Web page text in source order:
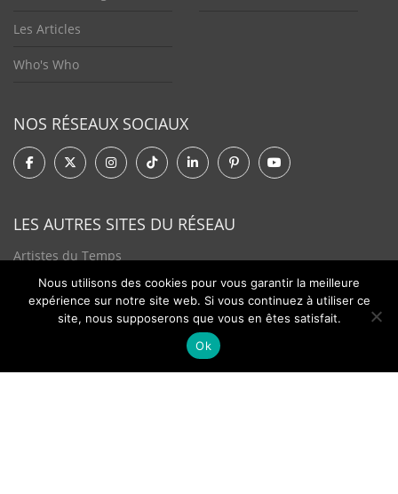
Les Articles
Who's Who
NOS RÉSEAUX SOCIAUX
LES AUTRES SITES DU RÉSEAU
Artistes du Temps
Tendances Plurielles
Nous utilisons des cookies pour vous garantir la meilleure
expérience sur notre site web. Si vous continuez à utiliser ce
site, nous supposerons que vous en êtes satisfait.
Ok